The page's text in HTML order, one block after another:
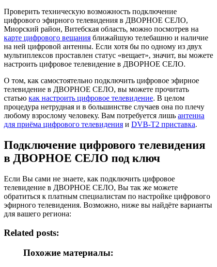
Проверить техническую возможность подключение
цифрового эфирного телевидения в ДВОРНОЕ СЕЛО,
Миорский район, Витебская область, можно посмотрев на
карте цифрового вещания ближайшую телебашню и наличие
на ней цифровой антенны. Если хотя бы по одному из двух
мультиплексов проставлен статус «вещает», значит, вы можете
настроить цифровое телевидение в ДВОРНОЕ СЕЛО.
О том, как самостоятельно подключить цифровое эфирное
телевидение в ДВОРНОЕ СЕЛО, вы можете прочитать
статью как настроить цифровое телевидение. В целом
процедура нетрудная и в большинстве случаев она по плечу
любому взрослому человеку. Вам потребуется лишь антенна
для приёма цифрового телевидения и DVB-T2 приставка.
Подключение цифрового телевидения
в ДВОРНОЕ СЕЛО под ключ
Если Вы сами не знаете, как подключить цифровое
телевидение в ДВОРНОЕ СЕЛО, Вы так же можете
обратиться к платным специалистам по настройке цифрового
эфирного телевидения. Возможно, ниже вы найдёте варианты
для вашего региона:
Related posts:
Похожие материалы: